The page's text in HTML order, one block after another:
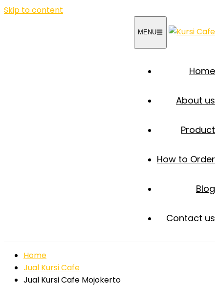
Skip to content
MENU
Home
About us
Product
How to Order
Blog
Contact us
Home
Jual Kursi Cafe
Jual Kursi Cafe Mojokerto